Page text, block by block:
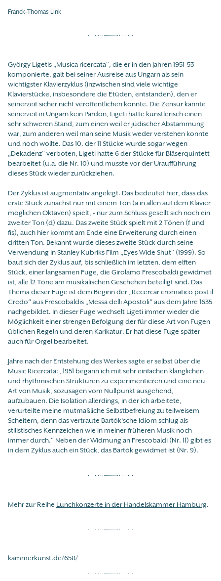
Franck-Thomas Link
György Ligetis „Musica ricercata“, die er in den Jahren 1951-53
komponierte, galt bei seiner Ausreise aus Ungarn als sein
wichtigster Klavierzyklus (inzwischen sind viele wichtige
Klavierstücke, insbesondere die Etüden, entstanden), den er
seinerzeit sicher nicht veröffentlichen konnte. Die Zensur kannte
seinerzeit in Ungarn kein Pardon, Ligeti hatte künstlerisch einen
sehr schweren Stand, zum einen weil er jüdischer Abstammung
war, zum anderen weil man seine Musik weder verstehen konnte
und noch wollte. Das 10. der 11 Stücke wurde sogar wegen
„Dekadenz“ verboten, Ligeti hatte 6 der Stücke für Bläserquintett
bearbeitet (u.a. die Nr. 10) und musste vor der Uraufführung
dieses Stück wieder zurückziehen.
Der Zyklus ist augmentativ angelegt. Das bedeutet hier, dass das
erste Stück zunächst nur mit einem Ton (a in allen auf dem Klavier
möglichen Oktaven) spielt, - nur zum Schluss gesellt sich noch ein
zweiter Ton (d) dazu. Das zweite Stück spielt mit 2 Tönen (f und
fis), auch hier kommt am Ende eine Erweiterung durch einen
dritten Ton. Bekannt wurde dieses zweite Stück durch seine
Verwendung in Stanley Kubriks Film „Eyes Wide Shut“ (1999). So
baut sich der Zyklus auf, bis schließlich im letzten, dem elften
Stück, einer langsamen Fuge, die Girolamo Frescobaldi gewidmet
ist, alle 12 Töne am musikalischen Geschehen beteiligt sind. Das
Thema dieser Fuge ist dem Beginn der „Recercar cromatico post il
Credo“ aus Frescobaldis „Messa delli Apostoli“ aus dem Jahre 1635
nachgebildet. In dieser Fuge wechselt Ligeti immer wieder die
Möglichkeit einer strengen Befolgung der für diese Art von Fugen
üblichen Regeln und deren Karikatur. Er hat diese Fuge später
auch für Orgel bearbeitet.
Jahre nach der Entstehung des Werkes sagte er selbst über die
Music Ricercata: „1951 begann ich mit sehr einfachen klanglichen
und rhythmischen Strukturen zu experimentieren und eine neu
Art von Musik, sozusagen vom Nullpunkt ausgehend,
aufzubauen. Die Isolation allerdings, in der ich arbeitete,
verurteilte meine mutmaßliche Selbstbefreiung zu teilweisem
Scheitern, denn das vertraute Bartók'sche Idiom schlug als
stilistisches Kennzeichen wie in meiner früheren Musik noch
immer durch.“ Neben der Widmung an Frescobaldi (Nr. 11) gibt es
in dem Zyklus auch ein Stück, das Bartók gewidmet ist (Nr. 9).
Mehr zur Reihe Lunchkonzerte in der Handelskammer Hamburg.
kammerkunst.de/658/